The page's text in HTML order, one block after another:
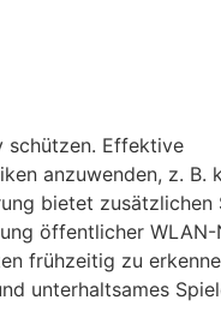
schützen. Effektive
anzuwenden, z. B.
bietet zusätzlichen
öffentlicher
frühzeitig zu
unterhaltsames